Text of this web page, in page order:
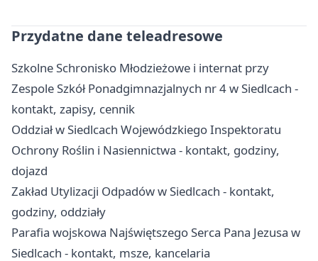
Przydatne dane teleadresowe
Szkolne Schronisko Młodzieżowe i internat przy
Zespole Szkół Ponadgimnazjalnych nr 4 w Siedlcach -
kontakt, zapisy, cennik
Oddział w Siedlcach Wojewódzkiego Inspektoratu
Ochrony Roślin i Nasiennictwa - kontakt, godziny,
dojazd
Zakład Utylizacji Odpadów w Siedlcach - kontakt,
godziny, oddziały
Parafia wojskowa Najświętszego Serca Pana Jezusa w
Siedlcach - kontakt, msze, kancelaria